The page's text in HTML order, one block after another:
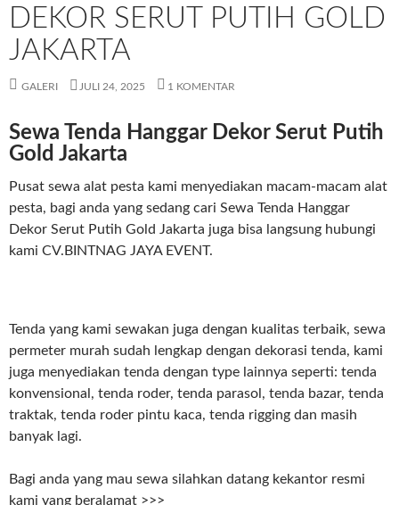
DEKOR SERUT PUTIH GOLD
JAKARTA
GALERI JULI 24, 2025 1 KOMENTAR
Sewa Tenda Hanggar Dekor Serut Putih
Gold Jakarta
Pusat sewa alat pesta kami menyediakan macam-macam alat
pesta, bagi anda yang sedang cari Sewa Tenda Hanggar
Dekor Serut Putih Gold Jakarta juga bisa langsung hubungi
kami CV.BINTNAG JAYA EVENT.
Tenda yang kami sewakan juga dengan kualitas terbaik, sewa
permeter murah sudah lengkap dengan dekorasi tenda, kami
juga menyediakan tenda dengan type lainnya seperti: tenda
konvensional, tenda roder, tenda parasol, tenda bazar, tenda
traktak, tenda roder pintu kaca, tenda rigging dan masih
banyak lagi.
Bagi anda yang mau sewa silahkan datang kekantor resmi
kami yang beralamat >>>